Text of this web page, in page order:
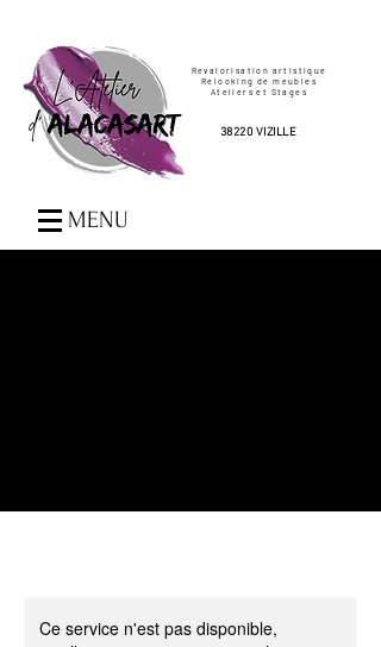
Revalorisation artistique
Relooking de meubles
Ateliers et Stages
38220 VIZILLE
MENU
Ce service n'est pas disponible,